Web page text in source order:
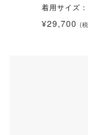
着用サイズ
¥29,700 (